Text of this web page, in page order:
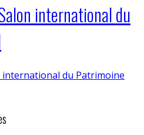
international du